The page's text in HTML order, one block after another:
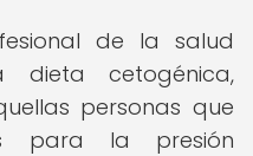
de la salud
cetogénica,
personas que
para la presión